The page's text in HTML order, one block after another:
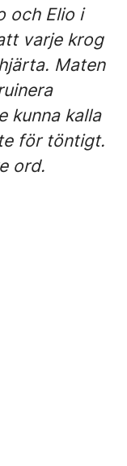
och Elio i
varje krog
Maten
kunna kalla
för töntigt.
ord.